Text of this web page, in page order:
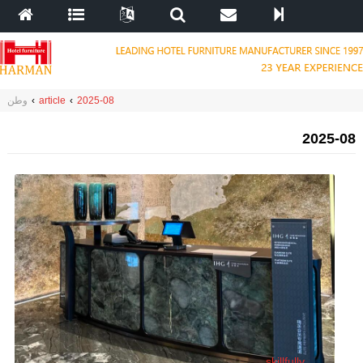
وطن › article › 2025-08
2025-08